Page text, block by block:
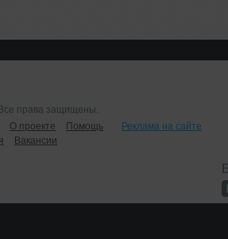
права защищены.
О проекте Помощь
Реклама на сайте
Вакансии